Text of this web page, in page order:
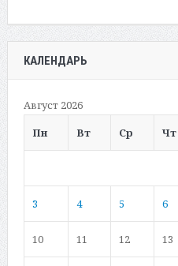
КАЛЕНДАРЬ
Август 2026
Пн
Вт Ср Чт
3 4 5 6
10 11 12 13